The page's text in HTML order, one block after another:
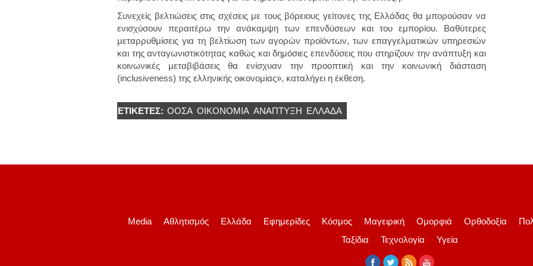
Συνεχείς βελτιώσεις στις σχέσεις με τους βόρειους γείτονες της Ελλάδας θα μπορούσαν να
ενισχύσουν περαιτέρω την ανάκαμψη των επενδύσεων και του εμπορίου. Βαθύτερες
μεταρρυθμίσεις για τη βελτίωση των αγορών προϊόντων, των επαγγελματικών υπηρεσιών
και της ανταγωνιστικότητας καθώς και δημόσιες επενδύσεις που στηρίζουν την ανάπτυξη και
κοινωνικές μεταβιβάσεις θα ενίσχυαν την προοπτική και την κοινωνική διάσταση
(inclusiveness) της ελληνικής οικονομίας», καταλήγει η έκθεση.
ΕΤΙΚΈΤΕΣ: ΟΟΣΑ ΟΙΚΟΝΟΜΙΑ ΑΝΑΠΤΥΞΗ ΕΛΛΆΔΑ
Media Αθλητισμός Ελλάδα Εφημερίδες Κόσμος Μαγειρική Ομορφιά Ορθοδοξία
Ταξίδια
Τεχνολογία Υγεία